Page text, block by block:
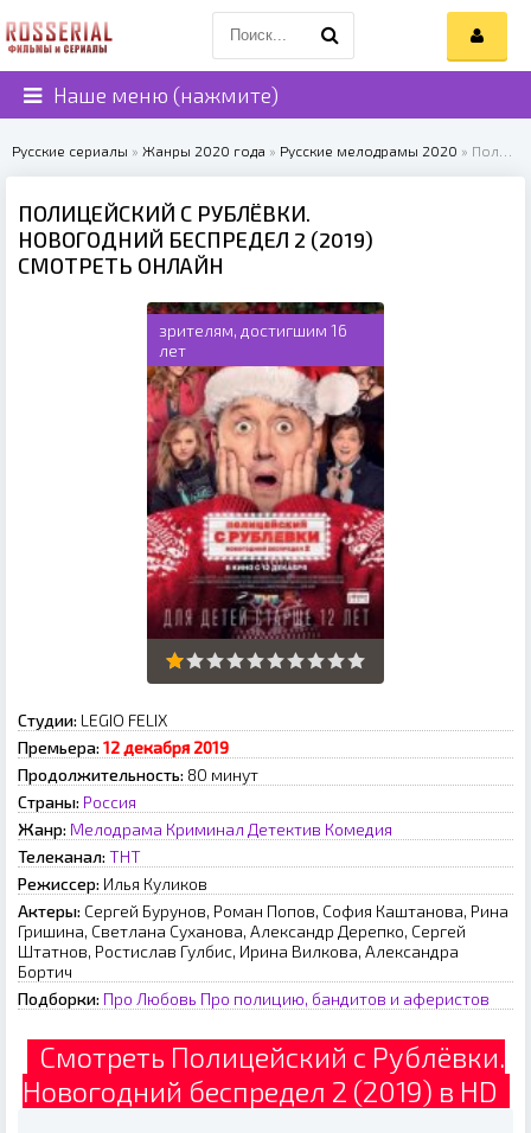
Наше меню (нажмите)
Русские сериалы » Жанры 2020 года » Русские мелодрамы 2020 » Полицейский с Рублёвки. Новогодний беспредел 2 (2019)
ПОЛИЦЕЙСКИЙ С РУБЛЁВКИ.
НОВОГОДНИЙ БЕСПРЕДЕЛ 2 (2019)
СМОТРЕТЬ ОНЛАЙН
зрителям, достигшим 16
лет
Студии: LEGIO FELIX
Премьера: 12 декабря 2019
Продолжительность: 80 минут
Страны: Россия
Жанр: Мелодрама Криминал Детектив Комедия
Телеканал: ТНТ
Режиссер: Илья Куликов
Актеры: Сергей Бурунов, Роман Попов, София Каштанова, Рина
Гришина, Светлана Суханова, Александр Дерепко, Сергей
Штатнов, Ростислав Гулбис, Ирина Вилкова, Александра
Бортич
Подборки: Про Любовь Про полицию, бандитов и аферистов
Смотреть Полицейский с Рублёвки.
Новогодний беспредел 2 (2019) в HD